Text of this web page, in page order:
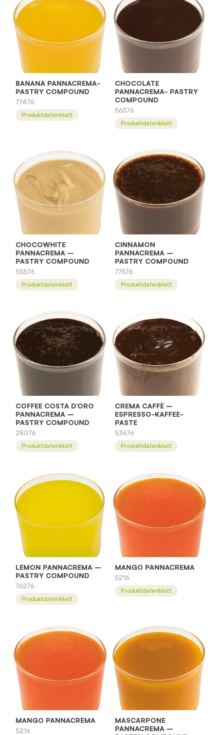
BANANA PANNACREMA-
PASTRY COMPOUND
77476
Produktdatenblatt
CHOCOLATE
PANNACREMA- PASTRY
COMPOUND
56576
Produktdatenblatt
CHOCOWHITE
PANNACREMA –
PASTRY COMPOUND
55576
Produktdatenblatt
CINNAMON
PANNACREMA –
PASTRY COMPOUND
77576
Produktdatenblatt
COFFEE COSTA D’ORO
PANNACREMA –
PASTRY COMPOUND
28076
Produktdatenblatt
CREMA CAFFÈ –
ESPRESSO-KAFFEE-
PASTE
53676
Produktdatenblatt
LEMON PANNACREMA –
PASTRY COMPOUND
76276
Produktdatenblatt
MANGO PANNACREMA
5216
Produktdatenblatt
MANGO PANNACREMA
5216
MASCARPONE
PANNACREMA –